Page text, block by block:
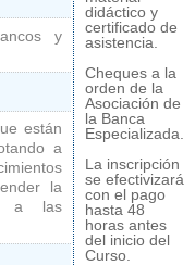
y
están
a
la
a las
didáctico y
certificado de
asistencia.
Cheques a la
orden de la
Asociación de
la Banca
Especializada.
La inscripción
se efectivizará
con el pago
hasta 48
horas antes
del inicio del
Curso.